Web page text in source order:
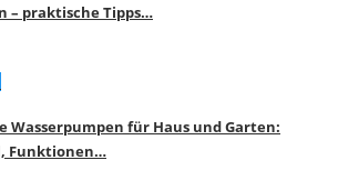
– praktische Tipps…
Wasserpumpen für Haus und Garten:
Funktionen…